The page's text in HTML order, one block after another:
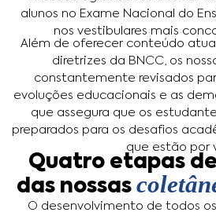
alunos no Exame Nacional do
nos vestibulares mais
Além de oferecer conteúdo
diretrizes da BNCC, os
constantemente revisados
evoluções educacionais e as
que assegura que os
preparados para os desafios
que estão por
Quatro etapas
das nossas
O desenvolvimento de todos